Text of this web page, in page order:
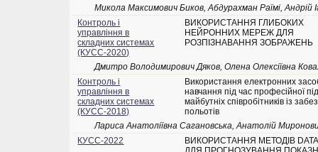
Микола Максимович Биков, Абдурахман Раїмі, Андрій
Контроль і
управління в
складних системах
(КУСС-2020)
ВИКОРИСТАННЯ ГЛИБОКИХ
НЕЙРОННИХ МЕРЕЖ ДЛЯ
РОЗПІЗНАВАННЯ ЗОБРАЖЕНЬ
Дмитро Володимирович Дяков, Олена Олексіївна
Контроль і
управління в
складних системах
(КУСС-2018)
Використання електронних
навчання під час професійної
майбутніх співробітників із
польотів
Лариса Анатоліївна Сагановська, Анатолій
КУСС-2022
ВИКОРИСТАННЯ МЕТОДІВ DATA